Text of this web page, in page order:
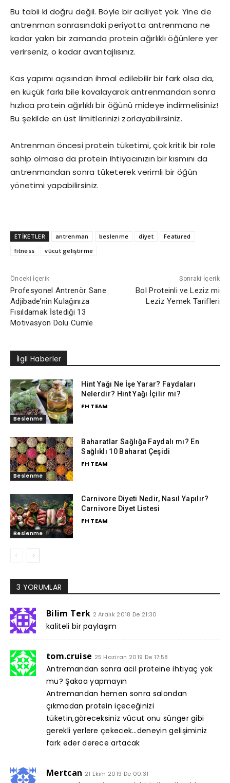
Bu tabii ki doğru değil. Böyle bir aciliyet yok. Yine de
antrenman sonrasındaki periyotta antrenmana ne
kadar yakın bir zamanda protein ağırlıklı öğünlere yer
verirseniz, o kadar avantajlısınız.
Kas yapımı açısından ihmal edilebilir bir fark olsa da,
en küçük farkı bile kovalayarak antrenmandan sonra
hızlıca protein ağırlıklı bir öğünü mideye indirmelisiniz!
Bu şekilde en üst limitlerinizi zorlayabilirsiniz.
Antrenman öncesi protein tüketimi, çok kritik bir role
sahip olmasa da protein ihtiyacınızın bir kısmını da
antrenmandan sonra tüketerek verimli bir öğün
yönetimi yapabilirsiniz.
ETİKETLER antrenman beslenme diyet
Featured
fitness
vücut geliştirme
Önceki İçerik
Profesyonel Antrenör Sane
Adjibade’nin Kulağınıza
Fısıldamak İstediği 13
Motivasyon Dolu Cümle
Sonraki İçerik
Bol Proteinli ve Leziz mi
Leziz Yemek Tarifleri
İlgil Haberler
Beslenme
Hint Yağı Ne İşe Yarar? Faydaları
Nelerdir? Hint Yağı İçilir mi?
FH TEAM
Beslenme
Baharatlar Sağlığa Faydalı mı? En
Sağlıklı 10 Baharat Çeşidi
FH TEAM
Beslenme
Carnivore Diyeti Nedir, Nasıl Yapılır?
Carnivore Diyet Listesi
FH TEAM
3 YORUMLAR
Bilim Terk 2 Aralık 2018 De 21:30
kaliteli bir paylaşım
tom.cruise 25 Haziran 2019 De 17:58
Antremandan sonra acil proteine ihtiyaç yok
mu? Şakaa yapmayın
Antremandan hemen sonra salondan
çıkmadan protein içeceğinizi
tüketin,göreceksiniz vücut onu sünger gibi
gerekli yerlere çekecek…deneyin gelişiminiz
fark eder derece artacak
Mertcan 21 Ekim 2019 De 00:31